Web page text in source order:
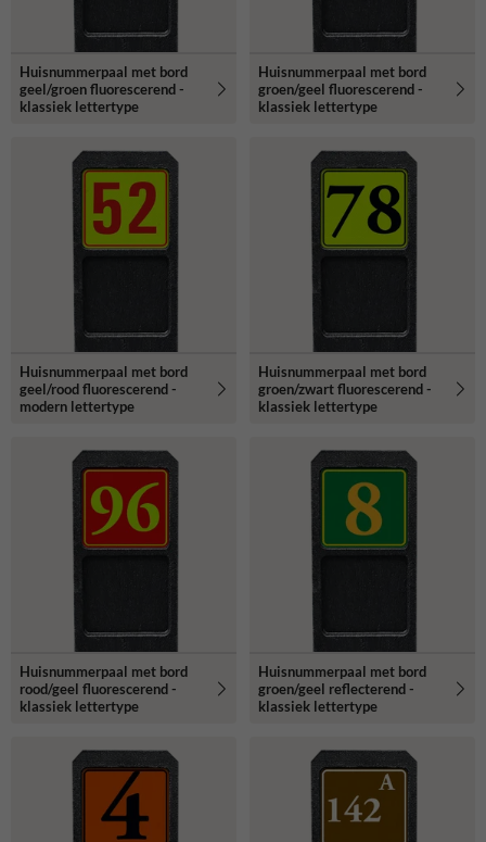
Huisnummerpaal met bord
geel/groen fluorescerend -
klassiek lettertype
Huisnummerpaal met bord
groen/geel fluorescerend -
klassiek lettertype
Huisnummerpaal met bord
geel/rood fluorescerend -
modern lettertype
Huisnummerpaal met bord
groen/zwart fluorescerend -
klassiek lettertype
Huisnummerpaal met bord
rood/geel fluorescerend -
klassiek lettertype
Huisnummerpaal met bord
groen/geel reflecterend -
klassiek lettertype